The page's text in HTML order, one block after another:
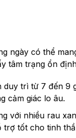
ngày có thể
tâm trạng ổn
trì từ 7 đến 9
cảm giác lo âu.
với nhiều rau
tốt cho tinh